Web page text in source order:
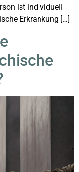
ist individuell
Erkrankung […]